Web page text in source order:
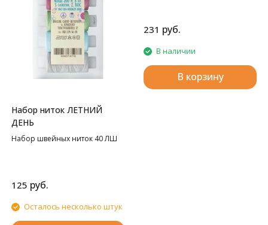
Набор ниток ЛЕТНИЙ
ДЕНЬ
Набор швейных ниток 40 ЛШ
125 руб.
Осталось несколько штук
231 руб.
В наличии
В корзину